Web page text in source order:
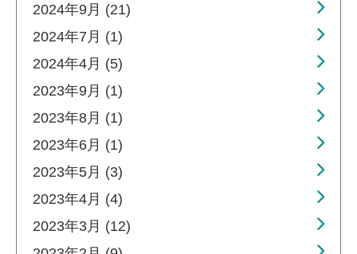
2024年9月 (21)
2024年7月 (1)
2024年4月 (5)
2023年9月 (1)
2023年8月 (1)
2023年6月 (1)
2023年5月 (3)
2023年4月 (4)
2023年3月 (12)